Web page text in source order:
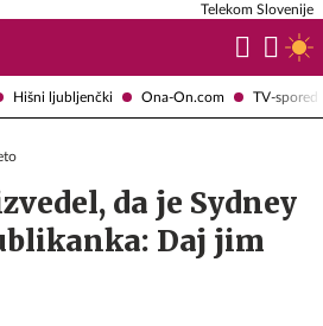
Hišni ljubljenčki Ona-On.com TV-spored
Telekom Slovenije
da je Sydney
Daj jim